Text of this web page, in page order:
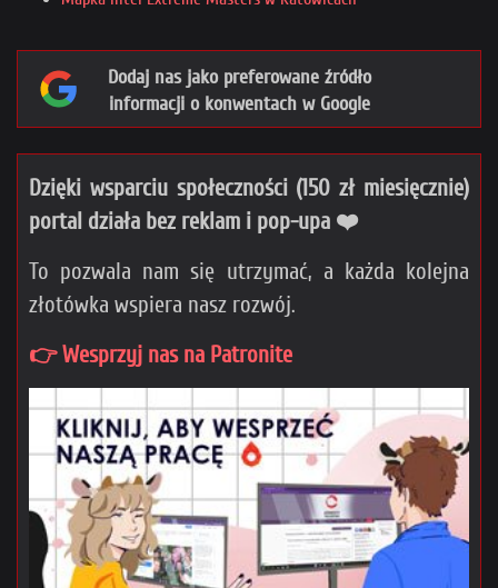
Dodaj nas jako preferowane źródło
informacji o konwentach w Google
Dzięki wsparciu społeczności (150 zł miesięcznie)
portal działa bez reklam i pop-upa ❤️
To pozwala nam się utrzymać, a każda kolejna
złotówka wspiera nasz rozwój.
👉 Wesprzyj nas na Patronite